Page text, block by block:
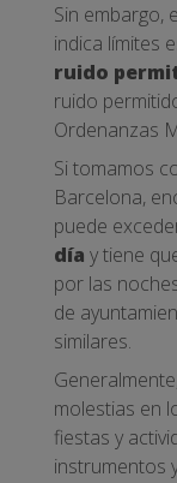
Sin embargo,
indica límites
ruido
ruido
Ordenanzas
Si tomamos
Barcelona,
puede
día y tiene
por las
de
similares.
molestias en
fiestas y
instrumentos